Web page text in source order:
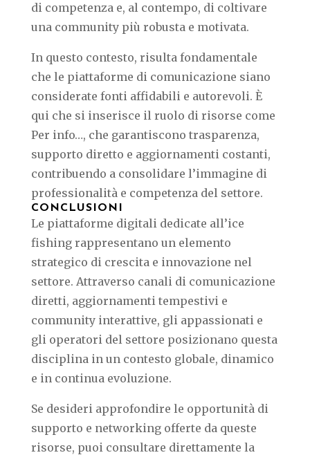
di competenza e, al contempo, di coltivare
una community più robusta e motivata.
In questo contesto, risulta fondamentale
che le piattaforme di comunicazione siano
considerate fonti affidabili e autorevoli. È
qui che si inserisce il ruolo di risorse come
Per info…, che garantiscono trasparenza,
supporto diretto e aggiornamenti costanti,
contribuendo a consolidare l’immagine di
professionalità e competenza del settore.
CONCLUSIONI
Le piattaforme digitali dedicate all’ice
fishing rappresentano un elemento
strategico di crescita e innovazione nel
settore. Attraverso canali di comunicazione
diretti, aggiornamenti tempestivi e
community interattive, gli appassionati e
gli operatori del settore posizionano questa
disciplina in un contesto globale, dinamico
e in continua evoluzione.
Se desideri approfondire le opportunità di
supporto e networking offerte da queste
risorse, puoi consultare direttamente la